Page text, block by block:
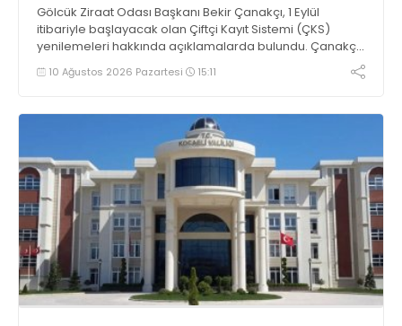
Gölcük Ziraat Odası Başkanı Bekir Çanakçı, 1 Eylül
itibariyle başlayacak olan Çiftçi Kayıt Sistemi (ÇKS)
yenilemeleri hakkında açıklamalarda bulundu. Çanakçı,
“Çiftçi Kayıt Sistemi formatı, yaygınlaşması ve etki alanı
her yıl artarak devam etmektedir” dedi
10 Ağustos 2026 Pazartesi 15:11